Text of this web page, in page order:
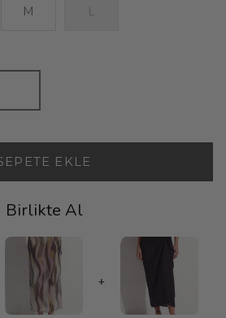
M L
EKLE
Birlikte Al
+